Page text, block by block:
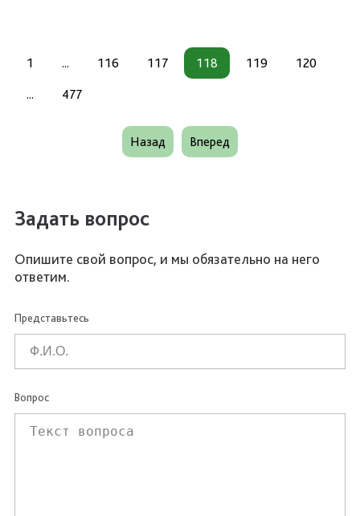
1 ... 116 117 118 119 120
... 477
Назад Вперед
Задать вопрос
Опишите свой вопрос, и мы обязательно на него
ответим.
Представьтесь
Вопрос